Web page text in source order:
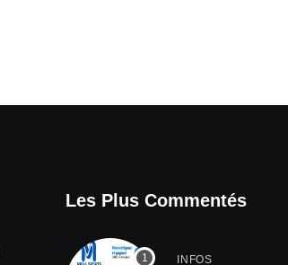
Les Plus Commentés
INFOS